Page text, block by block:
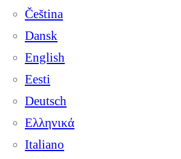
Čeština
Dansk
English
Eesti
Deutsch
Ελληνικά
Italiano